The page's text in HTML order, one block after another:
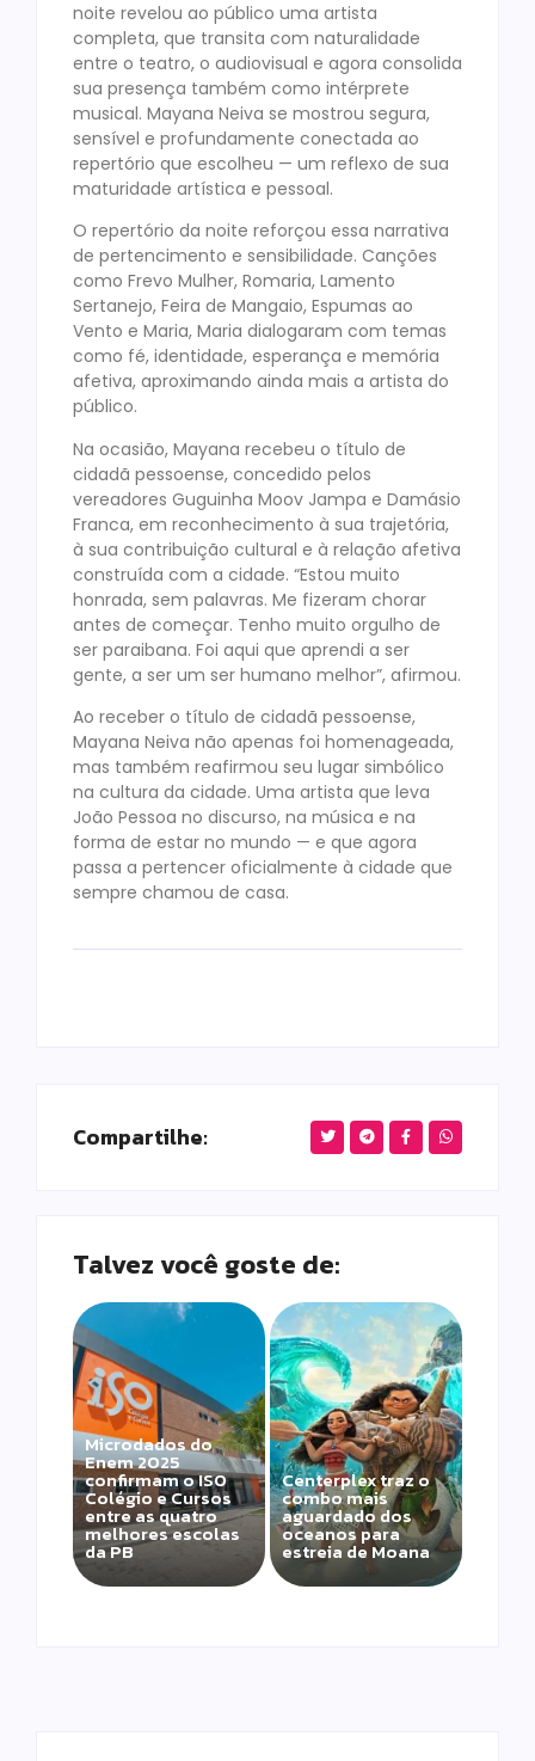
noite revelou ao público uma artista
completa, que transita com naturalidade
entre o teatro, o audiovisual e agora consolida
sua presença também como intérprete
musical. Mayana Neiva se mostrou segura,
sensível e profundamente conectada ao
repertório que escolheu — um reflexo de sua
maturidade artística e pessoal.
O repertório da noite reforçou essa narrativa
de pertencimento e sensibilidade. Canções
como Frevo Mulher, Romaria, Lamento
Sertanejo, Feira de Mangaio, Espumas ao
Vento e Maria, Maria dialogaram com temas
como fé, identidade, esperança e memória
afetiva, aproximando ainda mais a artista do
público.
Na ocasião, Mayana recebeu o título de
cidadã pessoense, concedido pelos
vereadores Guguinha Moov Jampa e Damásio
Franca, em reconhecimento à sua trajetória,
à sua contribuição cultural e à relação afetiva
construída com a cidade. “Estou muito
honrada, sem palavras. Me fizeram chorar
antes de começar. Tenho muito orgulho de
ser paraibana. Foi aqui que aprendi a ser
gente, a ser um ser humano melhor”, afirmou.
Ao receber o título de cidadã pessoense,
Mayana Neiva não apenas foi homenageada,
mas também reafirmou seu lugar simbólico
na cultura da cidade. Uma artista que leva
João Pessoa no discurso, na música e na
forma de estar no mundo — e que agora
passa a pertencer oficialmente à cidade que
sempre chamou de casa.
Compartilhe:
Talvez você goste de:
Microdados do
Enem 2025
confirmam o ISO
Colégio e Cursos
entre as quatro
melhores escolas
da PB
Centerplex traz o
combo mais
aguardado dos
oceanos para
estreia de Moana